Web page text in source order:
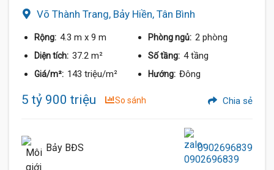
Võ Thành Trang, Bảy Hiền, Tân Bình
Rộng: 4.3 m x 9 m Phòng ngủ: 2 phòng
Diện tích: 37.2 m² Số tầng: 4 tầng
Giá/m²: 143 triệu/m² Hướng: Đông
5 tỷ 900 triệu So sánh Chia sẻ
Bảy BĐS 0902696839